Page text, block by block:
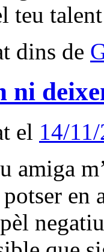
teu
dins de
ni
el 14/
amiga
en